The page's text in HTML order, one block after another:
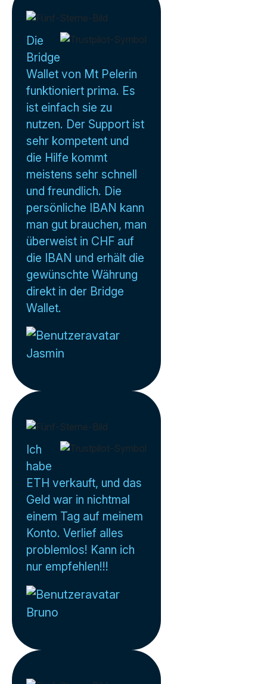
Die
Bridge
Wallet von Mt Pelerin
funktioniert prima. Es
ist einfach sie zu
nutzen. Der Support ist
sehr kompetent und
die Hilfe kommt
meistens sehr schnell
und freundlich. Die
persönliche IBAN kann
man gut brauchen, man
überweist in CHF auf
die IBAN und erhält die
gewünschte Währung
direkt in der Bridge
Wallet.
Jasmin
Ich
habe
ETH verkauft, und das
Geld war in nichtmal
einem Tag auf meinem
Konto. Verlief alles
problemlos! Kann ich
nur empfehlen!!!
Bruno